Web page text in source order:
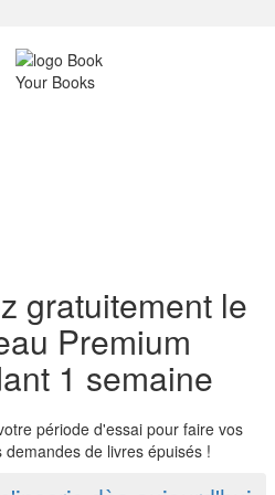
gratuitement le
Premium
1 semaine
période d'essai pour faire vos
demandes de livres épuisés !